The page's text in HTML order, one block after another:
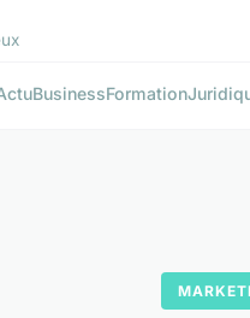
BusinessFormation